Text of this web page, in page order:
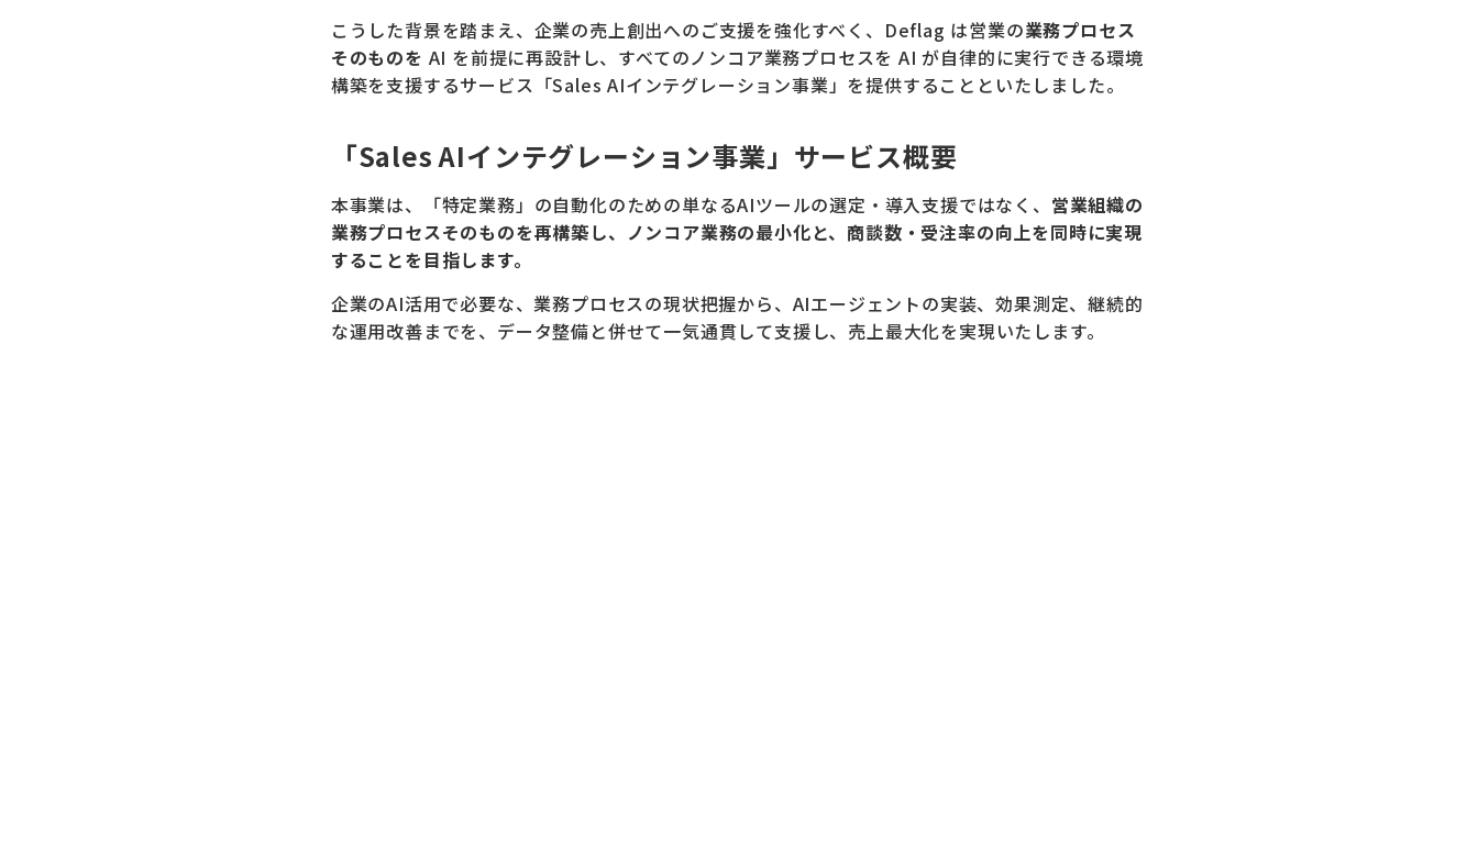
こうした背景を踏まえ、企業の売上創出へのご支援を強化すべく、Deflag は営業の業務プロセス
そのものを AI を前提に再設計し、すべてのノンコア業務プロセスを AI が自律的に実行できる環境
構築を支援するサービス「Sales AIインテグレーション事業」を提供することといたしました。
「Sales AIインテグレーション事業」サービス概要
本事業は、「特定業務」の自動化のための単なるAIツールの選定・導入支援ではなく、 営業組織の
業務プロセスそのものを再構築し、ノンコア業務の最小化と、商談数・受注率の向上を同時に実現
することを目指します。
企業のAI活用で必要な、業務プロセスの現状把握から、AIエージェントの実装、効果測定、継続的
な運用改善までを、データ整備と併せて一気通貫して支援し、売上最大化を実現いたします。